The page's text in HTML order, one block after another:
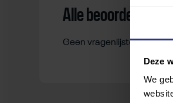
Deze
We
Alle beoordelingen
Geen vragenlijsten